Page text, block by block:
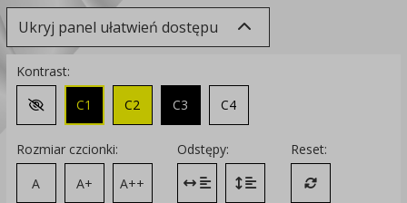
Ukryj panel ułatwień dostępu
Kontrast:
Zmień kontrast na domyślny
C1 C2 C3 C4
Rozmiar czcionki:
A
A+ A++
Odstępy:
Zmień odstęp między literami
Zmień interlinię i margines
Reset:
Przywróć